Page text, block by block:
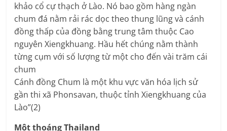
khảo cổ cự thạch ở Lào. Nó bao gồm hàng ngàn
chum đá nằm rải rác dọc theo thung lũng và cánh
đồng thấp của đồng bằng trung tâm thuộc Cao
nguyên Xiengkhuang. Hầu hết chúng nằm thành
từng cụm với số lượng từ một cho đến vài trăm cái
chum
Cánh đồng Chum là một khu vực văn hóa lịch sử
gần thi xã Phonsavan, thuộc tỉnh Xiengkhuang của
Lào”(2)
Một thoáng Thailand